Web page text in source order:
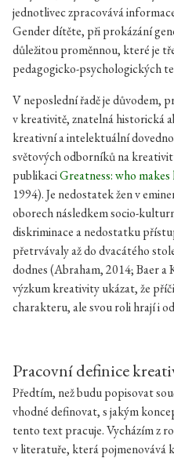
jednotlivec zpracovává
Gender dítěte, při prokázání
důležitou proměnnou, které je
pedagogicko-psychologických
V neposlední řadě je důvodem,
v kreativitě, znatelná historická
kreativní a intelektuální
světových odborníků na
publikaciGreatness: who
1994). Je nedostatek žen v
oborech následkem socio-
diskriminace a nedostatku
přetrvávaly až do dvacátého
dodnes (Abraham, 2014; Baer a
výzkum kreativity ukázat, že
charakteru, ale svou roli hrají i
Pracovní definice
Předtím, než budu popisovat
vhodné definovat, s jakým
tento text pracuje. Vycházím z
v literatuře, která pojmenovává